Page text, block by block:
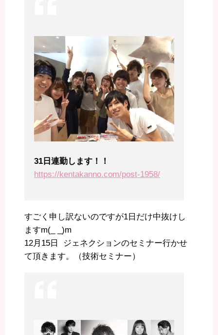
31日連勤します！！
https://kentakanno.com/post-1958/
すごく申し訳ないのですが1日だけ中抜けし
ますm(_ _)m
12月15日 ジェネクションのセミナー行かせ
て頂きます。（技術セミナー）